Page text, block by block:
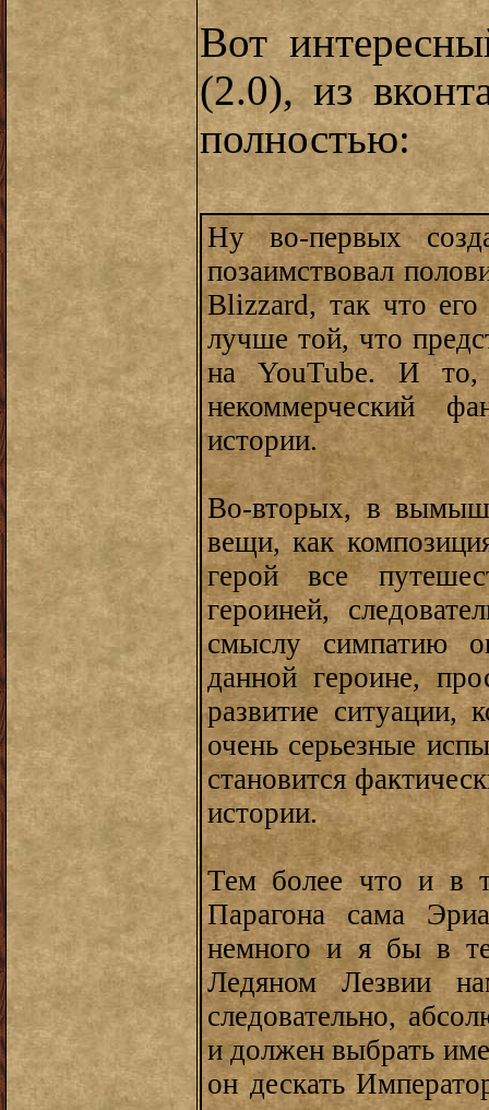
Вот
(2.0), из
полностью:
Ну во-первых
позаимствовал
Blizzard, так что
лучше той, что
на YouTube. И то,
некоммерческий
истории.
Во-вторых, в
вещи, как
герой все
героиней,
смыслу симпатию
данной героине,
развитие ситуации,
очень серьезные
становится
истории.
Тем более что и в
Парагона сама
немного и я бы в
Ледяном Лезвии
следовательно,
и должен выбрать
он дескать